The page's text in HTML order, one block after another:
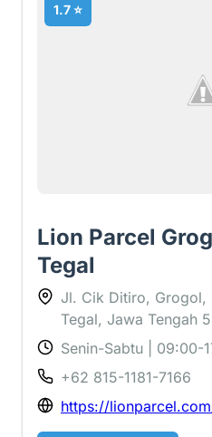
1.7 ⭐
Lion Parcel
Tegal
Jl. Cik Ditiro, Grogol,
Tegal, Jawa Tengah
Senin-Sabtu | 09:00-
+62 815-1181-7166
https://